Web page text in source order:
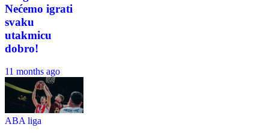
Nećemo igrati
svaku
utakmicu
dobro!
11 months ago
ABA liga